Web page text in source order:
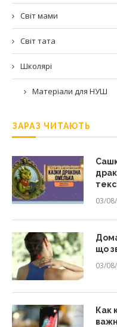
Світ мами
Світ тата
Школярі
Матеріали для НУШ
ЗАРАЗ ЧИТАЮТЬ
03/
що
03/
Как